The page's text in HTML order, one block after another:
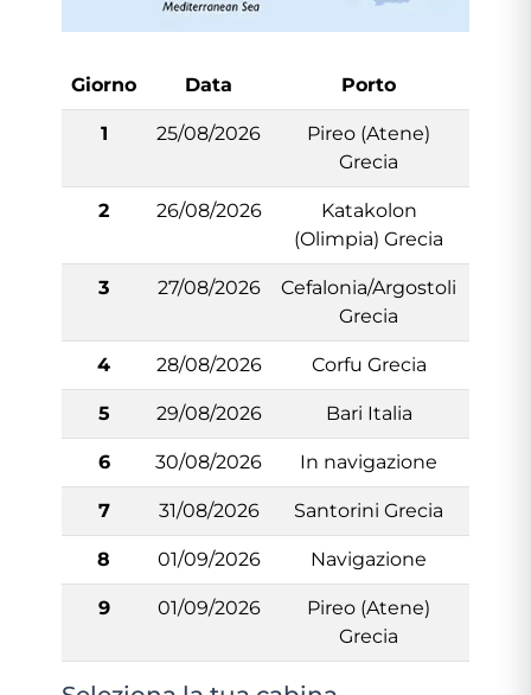
Giorno Data Porto
1 25/08/2026
Pireo (Atene)
Grecia
2 26/08/2026
Katakolon
(Olimpia) Grecia
3 27/08/2026
Cefalonia/Argostoli
Grecia
4 28/08/2026 Corfu Grecia
5 29/08/2026 Bari Italia
6 30/08/2026 In navigazione
7 31/08/2026 Santorini Grecia
8 01/09/2026 Navigazione
9 01/09/2026
Pireo (Atene)
Grecia